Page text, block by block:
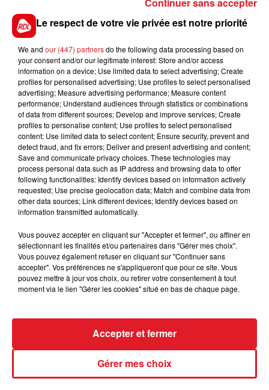
prendre une allocation.
7 WOOKIE :
accessits sur la Psf et sur la distance. Par contre son
ratio dans les quintés n'est pas exceptionnel, il y a
du pour et du contre dans son engagement.
1 SIYOUZONE :Trés bon 4 éme du Grand prix de la
Riviera il y a une dizaine de jours sur cette piste. Il a
pris là-dessus, 6,5kg de surcharges ce qui n'est pas
un cadeau, mais il peut jouer role d'oustider en fin
de combinaison
********
FIL D'ACTUS
BÉTHUNE: ENQUÊTE POUR HOMICIDE
VOLONTAIRE EN COURS, APRÈS LA...
Le respect de votre vie privée est notre priorité
We and our (447) partnersdo the following data processing based on
your consent and/or our legitimate interest: Store and/or access
information on a device; Use limited data to select advertising; Create
profiles for personalised advertising; Use profiles to select personalised
advertising; Measure advertising performance; Measure content
performance; Understand audiences through statistics or combinations
of data from different sources; Develop and improve services; Create
profiles to personalise content; Use profiles to select personalised
content; Use limited data to select content; Ensure security, prevent and
detect fraud, and fix errors; Deliver and present advertising and content;
Save and communicate privacy choices. These technologies may
process personal data such as IP address and browsing data to offer
following functionalities: Identify devices based on information actively
requested; Use precise geolocation data; Match and combine data from
other data sources; Link different devices; Identify devices based on
information transmitted automatically.
Vous pouvez accepter en cliquant sur "Accepter et fermer", ou affiner en
sélectionnant les finalités et/ou partenaires dans "Gérer mes choix".
Vous pouvez également refuser en cliquant sur "Continuer sans
accepter". Vos préférences ne s'appliqueront que pour ce site. Vous
pouvez mettre à jour vos choix, ou retirer votre consentement à tout
moment via le lien "Gérer les cookies" situé en bas de chaque page.
Gérer mes choix
Accepter et fermer